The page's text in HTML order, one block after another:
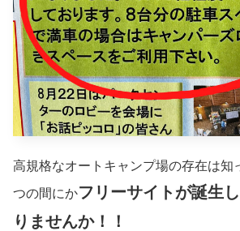
高規格なオートキャンプ場の存在は知
つの間にかフリーサイトが誕生
りませんか！！